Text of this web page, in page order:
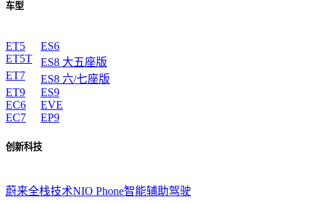
车型
ET5
ET5T
ET7
ET9
EC6
EC7
ES6
ES8 大五座版
ES8 六/七座版
ES9
EVE
EP9
创新科技
蔚来全栈技术NIO Phone智能辅助驾驶